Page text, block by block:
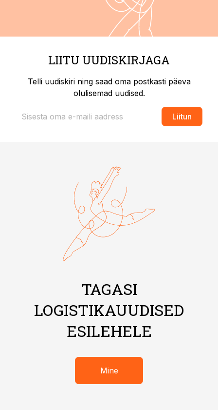
LIITU UUDISKIRJAGA
Telli uudiskiri ning saad oma postkasti päeva
olulisemad uudised.
Liitun
TAGASI
LOGISTIKAUUDISED
ESILEHELE
Mine